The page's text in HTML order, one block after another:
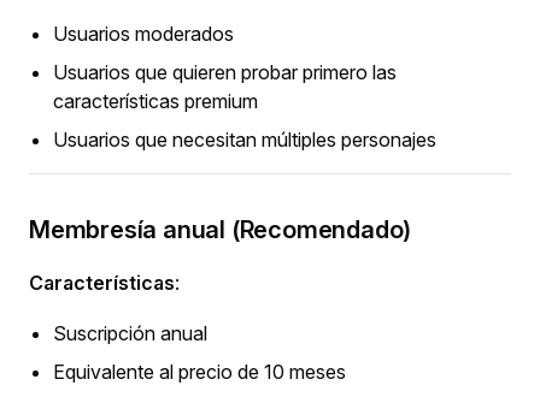
Usuarios moderados
Usuarios que quieren probar primero las
características premium
Usuarios que necesitan múltiples personajes
Membresía anual (Recomendado)
Características:
Suscripción anual
Equivalente al precio de 10 meses